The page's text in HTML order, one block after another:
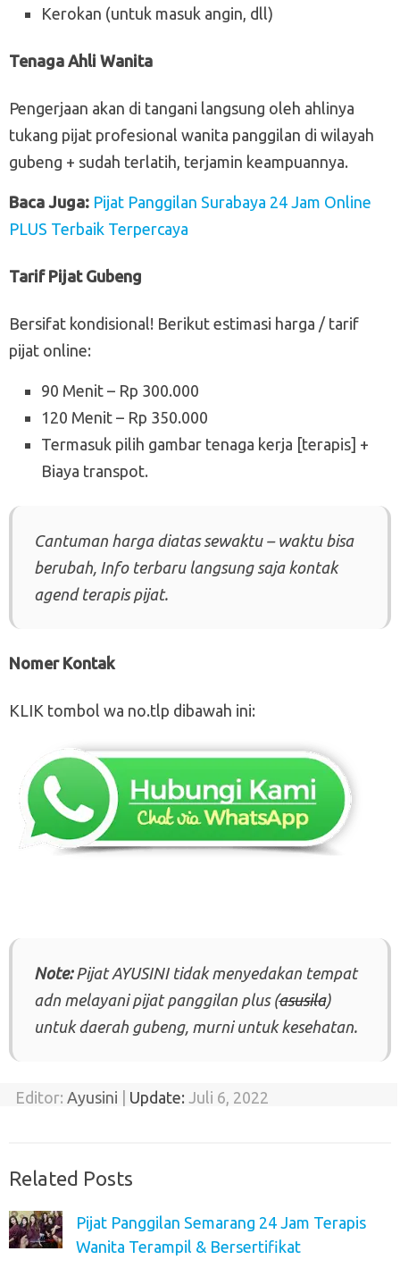
Kerokan (untuk masuk angin, dll)
Tenaga Ahli Wanita
Pengerjaan akan di tangani langsung oleh ahlinya
tukang pijat profesional wanita panggilan di wilayah
gubeng + sudah terlatih, terjamin keampuannya.
Baca Juga: Pijat Panggilan Surabaya 24 Jam Online
PLUS Terbaik Terpercaya
Tarif Pijat Gubeng
Bersifat kondisional! Berikut estimasi harga / tarif
pijat online:
90 Menit – Rp 300.000
120 Menit – Rp 350.000
Termasuk pilih gambar tenaga kerja [terapis] +
Biaya transpot.
Cantuman harga diatas sewaktu – waktu bisa
berubah, Info terbaru langsung saja kontak
agend terapis pijat.
Nomer Kontak
KLIK tombol wa no.tlp dibawah ini:
Note:Pijat AYUSINI tidak menyedakan tempat
adn melayani pijat panggilan plus (asusila)
untuk daerah gubeng, murni untuk kesehatan.
Editor: Ayusini Update: Juli 6, 2022
Related Posts
Pijat Panggilan Semarang 24 Jam Terapis
Wanita Terampil & Bersertifikat